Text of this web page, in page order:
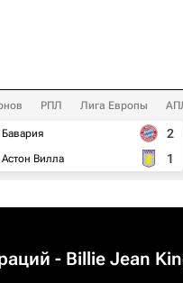
РПЛ Лига Европы
Бавария
Астон Вилла
2
1
- Billie Jean